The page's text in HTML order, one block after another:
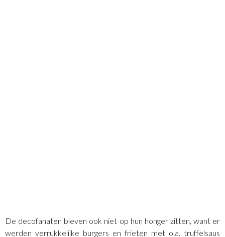
De decofanaten bleven ook niet op hun honger zitten, want er
werden verrukkelijke burgers en frieten met o.a. truffelsaus